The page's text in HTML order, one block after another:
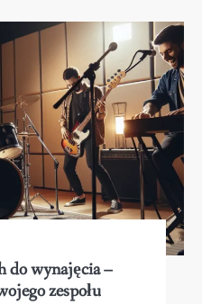
do wynajęcia –
zespołu